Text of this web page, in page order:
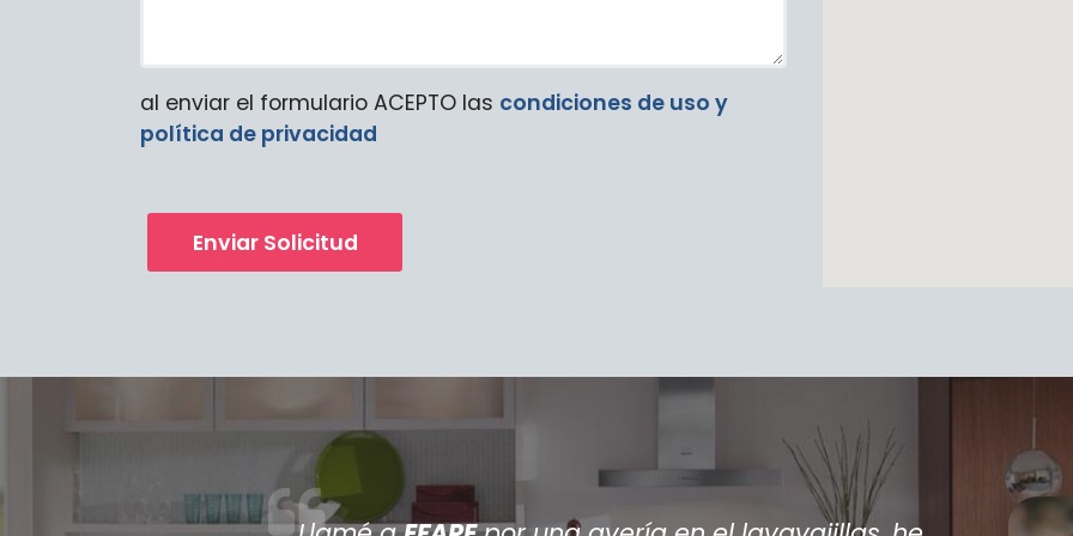
al enviar el formulario ACEPTO las condiciones de uso y
política de privacidad
Enviar Solicitud